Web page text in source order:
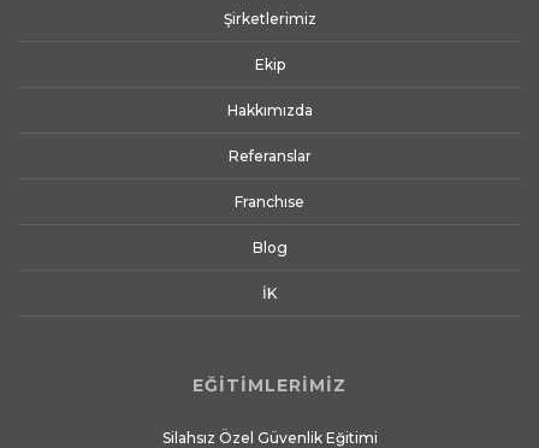
Şirketlerimiz
Ekip
Hakkımızda
Referanslar
Franchıse
Blog
İK
EĞİTİMLERİMİZ
Silahsız Özel Güvenlik Eğitimi